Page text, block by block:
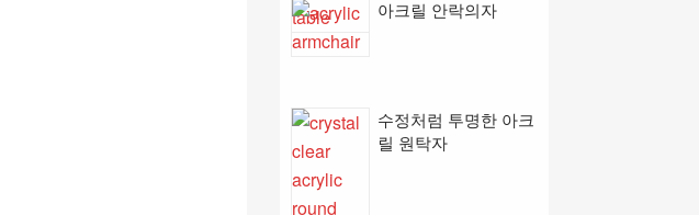
아크릴 안락의자
수정처럼 투명한 아크
릴 원탁자